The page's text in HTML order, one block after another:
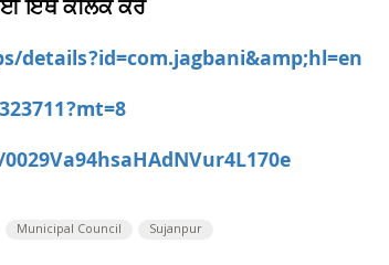
ਇੱਥੇ ਕਲਿੱਕ ਕਰੋ
details?id=com.jagbani&amp;hl=en
Municipal Council Sujanpur